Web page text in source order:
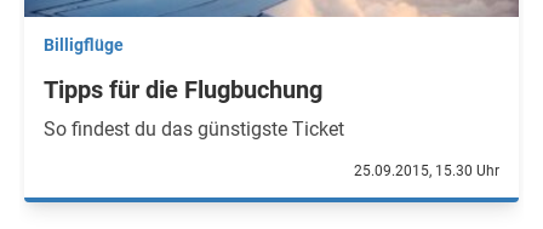
Billigflüge
Tipps für die Flugbuchung
So findest du das günstigste Ticket
25.09.2015, 15.30 Uhr